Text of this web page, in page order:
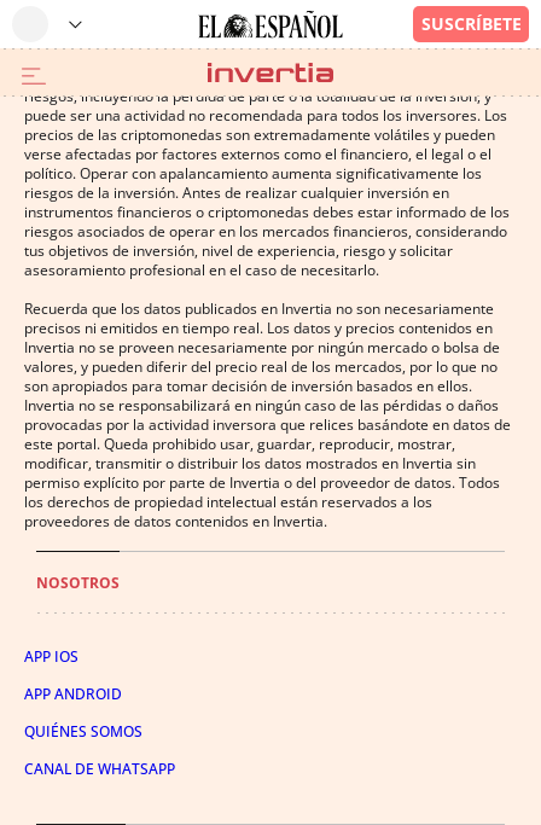
Operar con instrumentos financieros o criptomonedas conlleva altos
riesgos, incluyendo la pérdida de parte o la totalidad de la inversión, y
puede ser una actividad no recomendada para todos los inversores. Los
precios de las criptomonedas son extremadamente volátiles y pueden
verse afectadas por factores externos como el financiero, el legal o el
político. Operar con apalancamiento aumenta significativamente los
riesgos de la inversión. Antes de realizar cualquier inversión en
instrumentos financieros o criptomonedas debes estar informado de los
riesgos asociados de operar en los mercados financieros, considerando
tus objetivos de inversión, nivel de experiencia, riesgo y solicitar
asesoramiento profesional en el caso de necesitarlo.
Recuerda que los datos publicados en Invertia no son necesariamente
precisos ni emitidos en tiempo real. Los datos y precios contenidos en
Invertia no se proveen necesariamente por ningún mercado o bolsa de
valores, y pueden diferir del precio real de los mercados, por lo que no
son apropiados para tomar decisión de inversión basados en ellos.
Invertia no se responsabilizará en ningún caso de las pérdidas o daños
provocadas por la actividad inversora que relices basándote en datos de
este portal. Queda prohibido usar, guardar, reproducir, mostrar,
modificar, transmitir o distribuir los datos mostrados en Invertia sin
permiso explícito por parte de Invertia o del proveedor de datos. Todos
los derechos de propiedad intelectual están reservados a los
proveedores de datos contenidos en Invertia.
NOSOTROS
APP IOS
APP ANDROID
QUIÉNES SOMOS
CANAL DE WHATSAPP